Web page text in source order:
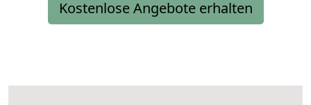
Kostenlose Angebote erhalten